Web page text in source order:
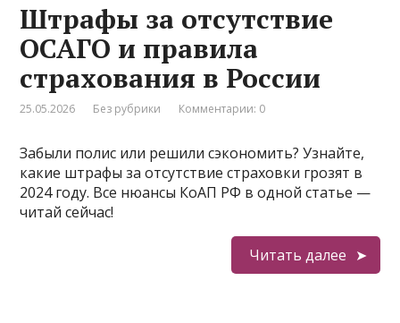
Штрафы за отсутствие
ОСАГО и правила
страхования в России
25.05.2026 Без рубрики Комментарии: 0
Забыли полис или решили сэкономить? Узнайте,
какие штрафы за отсутствие страховки грозят в
2024 году. Все нюансы КоАП РФ в одной статье —
читай сейчас!
Читать далее